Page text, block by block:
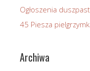
Ogłoszenia
45 Piesza
Archiwa